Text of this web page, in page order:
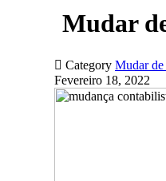
Mudar
 Category Mudar
Fevereiro 18, 2022